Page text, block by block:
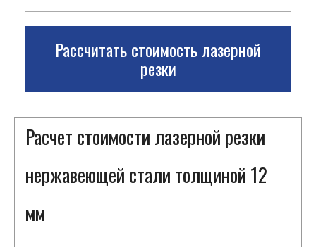
Рассчитать стоимость лазерной
резки
Расчет стоимости лазерной резки
нержавеющей стали толщиной 12
мм